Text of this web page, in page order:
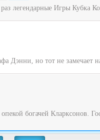
легендарные Игры Кубка
Дэнни, но тот не замечает
богачей Кларксонов.